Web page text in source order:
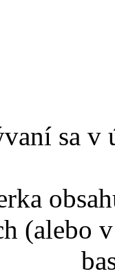
sa v
(alebo